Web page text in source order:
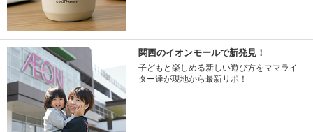
関西のイオンモールで新発見！
子どもと楽しめる新しい遊び方をママライ
ター達が現地から最新リポ！